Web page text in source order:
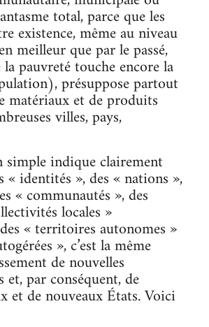
total, parce que les
existence, même au niveau
meilleur que par le passé,
pauvreté touche encore la
présuppose partout
matériaux et de produits
villes, pays,
simple indique clairement
« identités », des « nations »,
« communautés », des
locales »
« territoires autonomes »
», c’est la même
de nouvelles
par conséquent, de
et de nouveaux États. Voici